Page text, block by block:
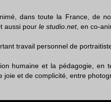
dans toute la France, de
aussi pour le studio.net, en co-
travail personnel de
humaine et la pédagogie, en
joie et de complicité, entre